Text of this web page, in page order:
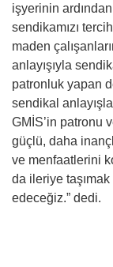
işyerinin
sendikamızı
maden
anlayışıyla
patronluk yapan
sendikal
GMİS’in patronu
güçlü, daha
ve menfaatlerini
da ileriye
edeceğiz.” dedi.